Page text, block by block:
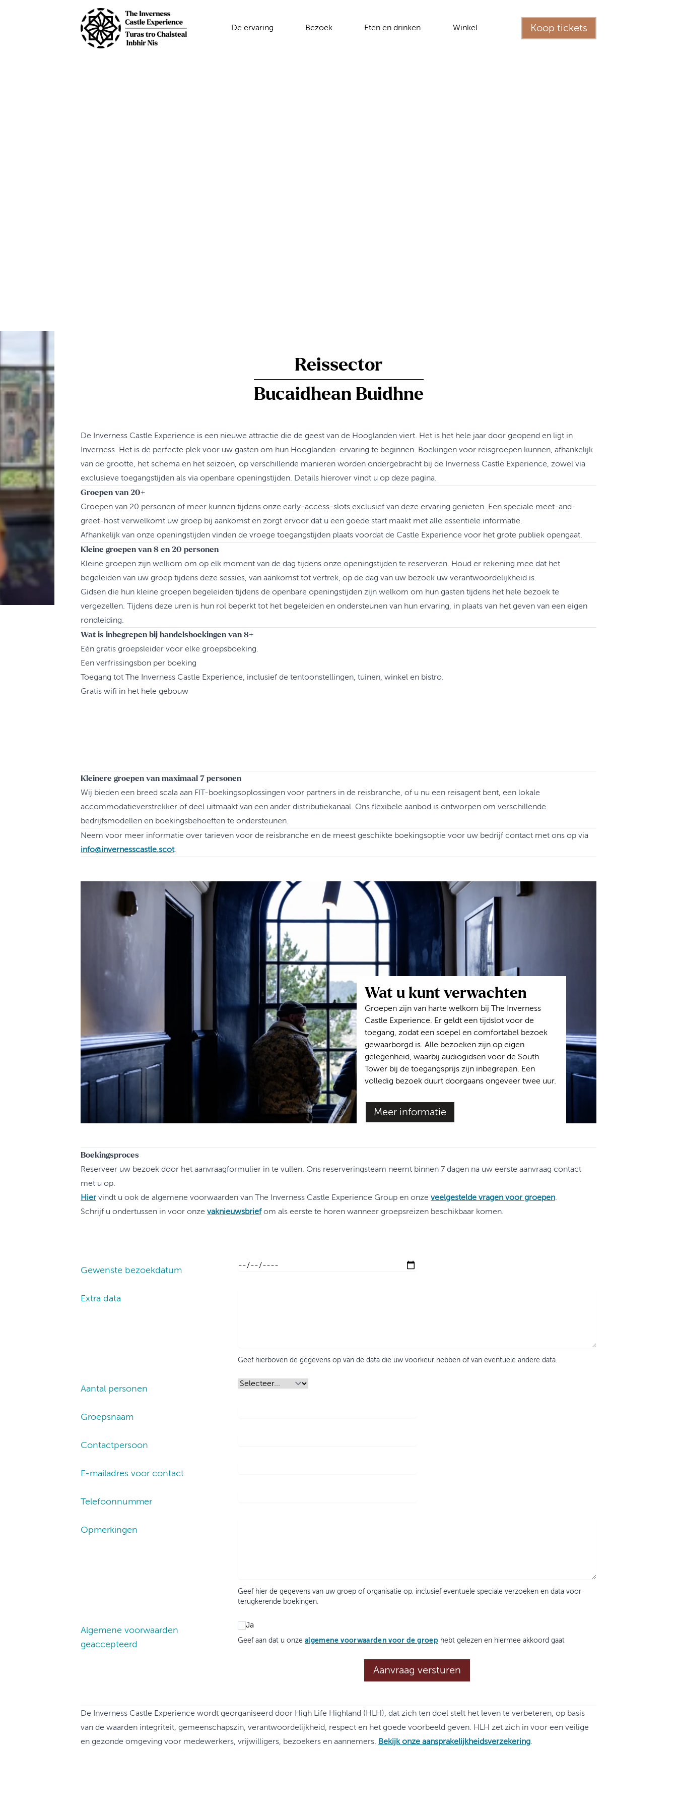
De ervaring Bezoek Eten en drinken Winkel Koop tickets
Reissector
Bucaidhean Buidhne
De Inverness Castle Experience is een nieuwe attractie die de geest van de Hooglanden viert. Het is het hele jaar door geopend en ligt in
Inverness. Het is de perfecte plek voor uw gasten om hun Hooglanden-ervaring te beginnen. Boekingen voor reisgroepen kunnen, afhankelijk
van de grootte, het schema en het seizoen, op verschillende manieren worden ondergebracht bij de Inverness Castle Experience, zowel via
exclusieve toegangstijden als via openbare openingstijden. Details hierover vindt u op deze pagina.
Groepen van 20+
Groepen van 20 personen of meer kunnen tijdens onze early-access-slots exclusief van deze ervaring genieten. Een speciale meet-and-
greet-host verwelkomt uw groep bij aankomst en zorgt ervoor dat u een goede start maakt met alle essentiële informatie.
Afhankelijk van onze openingstijden vinden de vroege toegangstijden plaats voordat de Castle Experience voor het grote publiek opengaat.
Kleine groepen van 8 en 20 personen
Kleine groepen zijn welkom om op elk moment van de dag tijdens onze openingstijden te reserveren. Houd er rekening mee dat het
begeleiden van uw groep tijdens deze sessies, van aankomst tot vertrek, op de dag van uw bezoek uw verantwoordelijkheid is.
Gidsen die hun kleine groepen begeleiden tijdens de openbare openingstijden zijn welkom om hun gasten tijdens het hele bezoek te
vergezellen. Tijdens deze uren is hun rol beperkt tot het begeleiden en ondersteunen van hun ervaring, in plaats van het geven van een eigen
rondleiding.
Wat is inbegrepen bij handelsboekingen van 8+
Eén gratis groepsleider voor elke groepsboeking.
Een verfrissingsbon per boeking
Toegang tot The Inverness Castle Experience, inclusief de tentoonstellingen, tuinen, winkel en bistro.
Gratis wifi in het hele gebouw
Kleinere groepen van maximaal 7 personen
Wij bieden een breed scala aan FIT-boekingsoplossingen voor partners in de reisbranche, of u nu een reisagent bent, een lokale
accommodatieverstrekker of deel uitmaakt van een ander distributiekanaal. Ons flexibele aanbod is ontworpen om verschillende
bedrijfsmodellen en boekingsbehoeften te ondersteunen.
Neem voor meer informatie over tarieven voor de reisbranche en de meest geschikte boekingsoptie voor uw bedrijf contact met ons op via
info@invernesscastle.scot.
Wat u kunt verwachten
Groepen zijn van harte welkom bij The Inverness
Castle Experience. Er geldt een tijdslot voor de
toegang, zodat een soepel en comfortabel bezoek
gewaarborgd is. Alle bezoeken zijn op eigen
gelegenheid, waarbij audiogidsen voor de South
Tower bij de toegangsprijs zijn inbegrepen. Een
volledig bezoek duurt doorgaans ongeveer twee uur.
Meer informatie
Boekingsproces
Reserveer uw bezoek door het aanvraagformulier in te vullen. Ons reserveringsteam neemt binnen 7 dagen na uw eerste aanvraag contact
met u op.
Hier vindt u ook de algemene voorwaarden van The Inverness Castle Experience Group en onze veelgestelde vragen voor groepen.
Schrijf u ondertussen in voor onze vaknieuwsbriefom als eerste te horen wanneer groepsreizen beschikbaar komen.
Gewenste bezoekdatum
Extra data
Geef hierboven de gegevens op van de data die uw voorkeur hebben of van eventuele andere data.
Aantal personen
Groepsnaam
Contactpersoon
E-mailadres voor contact
Telefoonnummer
Opmerkingen
Geef hier de gegevens van uw groep of organisatie op, inclusief eventuele speciale verzoeken en data voor
terugkerende boekingen.
Algemene voorwaarden
geaccepteerd
Ja
Geef aan dat u onze algemene voorwaarden voor de groep hebt gelezen en hiermee akkoord gaat
Aanvraag versturen
De Inverness Castle Experience wordt georganiseerd door High Life Highland (HLH), dat zich ten doel stelt het leven te verbeteren, op basis
van de waarden integriteit, gemeenschapszin, verantwoordelijkheid, respect en het goede voorbeeld geven. HLH zet zich in voor een veilige
en gezonde omgeving voor medewerkers, vrijwilligers, bezoekers en aannemers. Bekijk onze aansprakelijkheidsverzekering.